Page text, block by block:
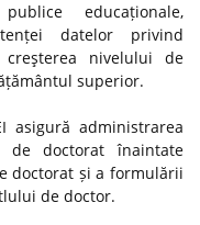
educaționale,
datelor privind
nivelului de
superior.
asigură administrarea
de doctorat înaintate
doctorat și a formulării
de doctor.